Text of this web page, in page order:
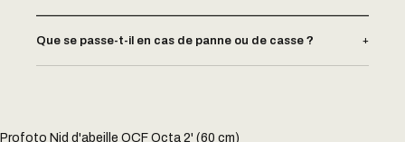
Que se passe-t-il en cas de panne ou de casse ? +
Profoto Nid d'abeille OCF Octa 2' (60 cm)